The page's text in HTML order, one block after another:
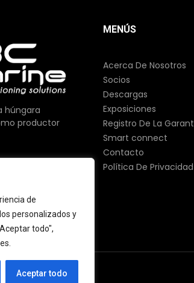
de
personalizados y
todo",
Aceptar todo
húngara
productor
de los
mercado,
la UE.
MENÚS
Acerca De Nosotros
Socios
Descargas
Exposiciones
Registro De La
Smart connect
Contacto
Política De Privacidad